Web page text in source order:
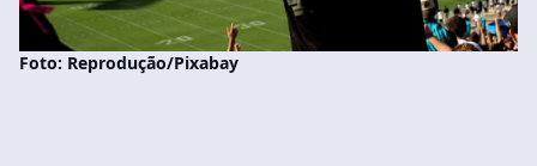
Foto: Reprodução/Pixabay